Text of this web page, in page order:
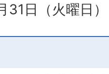
31日（火曜日